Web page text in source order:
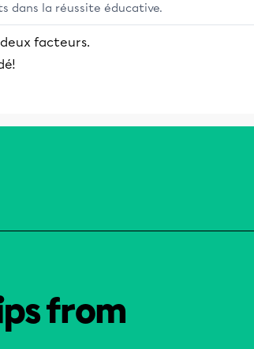
dans la réussite éducative.
facteurs.
from